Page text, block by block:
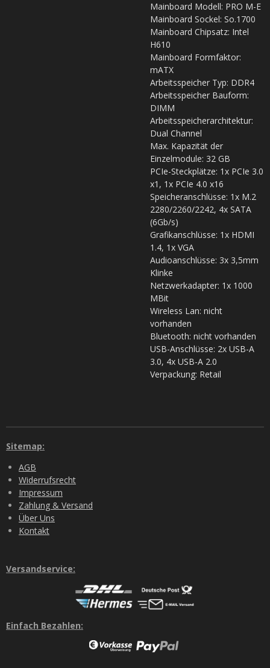
Mainboard Modell: PRO M-E
Mainboard Sockel: So.1700
Mainboard Chipsatz: Intel
H610
Mainboard Formfaktor:
mATX
Arbeitsspeicher Typ: DDR4
Arbeitsspeicher Bauform:
DIMM
Arbeitsspeicherarchitektur:
Dual Channel
Max. Kapazität der
Einzelmodule: 32 GB
PCIe-Steckplätze: 1x PCIe 3.0
x1, 1x PCIe 4.0 x16
Speicheranschlüsse: 1x M.2
2280/2260/2242, 4x SATA
(6Gb/s)
Grafikanschlüsse: 1x HDMI
1.4, 1x VGA
Audioanschlüsse: 3x 3,5mm
Klinke
Netzwerkadapter: 1x 1000
MBit
Wireless Lan: nicht
vorhanden
Bluetooth: nicht vorhanden
USB-Anschlüsse: 2x USB-A
3.0, 4x USB-A 2.0
Verpackung: Retail
Sitemap:
AGB
Widerrufsrecht
Impressum
Zahlung & Versand
Über Uns
Kontakt
Versandservice:
Einfach Bezahlen: